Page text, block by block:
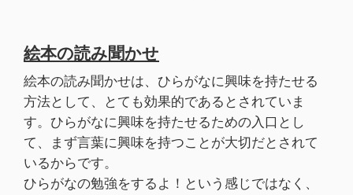
絵本の読み聞かせ
絵本の読み聞かせは、ひらがなに興味を持たせる
方法として、とても効果的であるとされていま
す。ひらがなに興味を持たせるための入口とし
て、まず言葉に興味を持つことが大切だとされて
いるからです。
ひらがなの勉強をするよ！という感じではなく、